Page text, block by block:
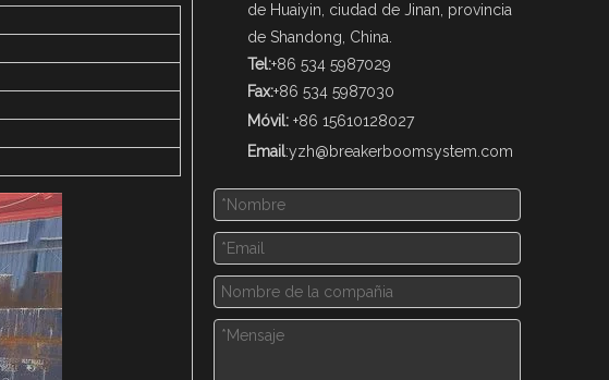
de Huaiyin, ciudad de Jinan, provincia
de Shandong, China.
Tel:+86 534 5987029
Fax:+86 534 5987030
Móvil: +86 15610128027
Email:yzh@breakerboomsystem.com